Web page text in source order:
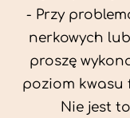
- Przy
nerkowych
proszę
poziom kwasu
Nie jest